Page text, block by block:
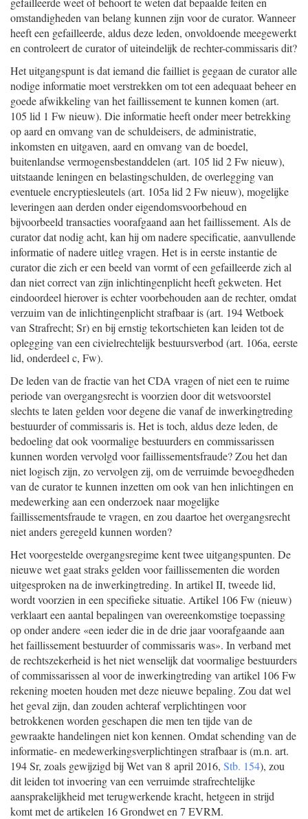
omstandigheden van belang kunnen zijn voor de curator. Wanneer
heeft een gefailleerde, aldus deze leden, onvoldoende meegewerkt
en controleert de curator of uiteindelijk de rechter-commissaris dit?
Het uitgangspunt is dat iemand die failliet is gegaan de curator alle
nodige informatie moet verstrekken om tot een adequaat beheer en
goede afwikkeling van het faillissement te kunnen komen (art.
105 lid 1 Fw nieuw). Die informatie heeft onder meer betrekking
op aard en omvang van de schuldeisers, de administratie,
inkomsten en uitgaven, aard en omvang van de boedel,
buitenlandse vermogensbestanddelen (art. 105 lid 2 Fw nieuw),
uitstaande leningen en belastingschulden, de overlegging van
eventuele encryptiesleutels (art. 105a lid 2 Fw nieuw), mogelijke
leveringen aan derden onder eigendomsvoorbehoud en
bijvoorbeeld transacties voorafgaand aan het faillissement. Als de
curator dat nodig acht, kan hij om nadere specificatie, aanvullende
informatie of nadere uitleg vragen. Het is in eerste instantie de
curator die zich er een beeld van vormt of een gefailleerde zich al
dan niet correct van zijn inlichtingenplicht heeft gekweten. Het
eindoordeel hierover is echter voorbehouden aan de rechter, omdat
verzuim van de inlichtingenplicht strafbaar is (art. 194 Wetboek
van Strafrecht; Sr) en bij ernstig tekortschieten kan leiden tot de
oplegging van een civielrechtelijk bestuursverbod (art. 106a, eerste
lid, onderdeel c, Fw).
De leden van de fractie van het CDA vragen of niet een te ruime
periode van overgangsrecht is voorzien door dit wetsvoorstel
slechts te laten gelden voor degene die vanaf de inwerkingtreding
bestuurder of commissaris is. Het is toch, aldus deze leden, de
bedoeling dat ook voormalige bestuurders en commissarissen
kunnen worden vervolgd voor faillissementsfraude? Zou het dan
niet logisch zijn, zo vervolgen zij, om de verruimde bevoegdheden
van de curator te kunnen inzetten om ook van hen inlichtingen en
medewerking aan een onderzoek naar mogelijke
faillissementsfraude te vragen, en zou daartoe het overgangsrecht
niet anders geregeld kunnen worden?
Het voorgestelde overgangsregime kent twee uitgangspunten. De
nieuwe wet gaat straks gelden voor faillissementen die worden
uitgesproken na de inwerkingtreding. In artikel II, tweede lid,
wordt voorzien in een specifieke situatie. Artikel 106 Fw (nieuw)
verklaart een aantal bepalingen van overeenkomstige toepassing
op onder andere «een ieder die in de drie jaar voorafgaande aan
het faillissement bestuurder of commissaris was». In verband met
de rechtszekerheid is het niet wenselijk dat voormalige bestuurders
of commissarissen al voor de inwerkingtreding van artikel 106 Fw
rekening moeten houden met deze nieuwe bepaling. Zou dat wel
het geval zijn, dan zouden achteraf verplichtingen voor
betrokkenen worden geschapen die men ten tijde van de
gewraakte handelingen niet kon kennen. Omdat schending van de
informatie- en medewerkingsverplichtingen strafbaar is (m.n. art.
194 Sr, zoals gewijzigd bij Wet van 8 april 2016, Stb. 154), zou
dit leiden tot invoering van een verruimde strafrechtelijke
aansprakelijkheid met terugwerkende kracht, hetgeen in strijd
komt met de artikelen 16 Grondwet en 7 EVRM.